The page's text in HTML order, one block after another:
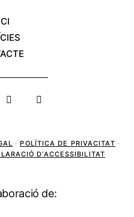
·POLÍTICA DE PRIVACITAT ·
D’ACCESSIBILITAT
de: